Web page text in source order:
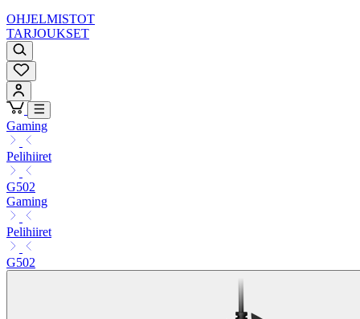
OHJELMISTOT
TARJOUKSET
Gaming
Pelihiiret
G502
Gaming
Pelihiiret
G502